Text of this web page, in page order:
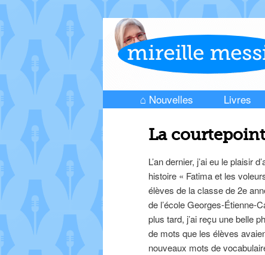
Main menuSkip to primary content
Skip to secondary content
⌂ Nouvelles Livres
La
L’an dernier, j’ai eu le plaisir
histoire « Fatima et les
élèves de la classe de 2e
de l’école Georges-Étienne-
plus tard, j’ai reçu une belle
de mots que les élèves
nouveaux mots de